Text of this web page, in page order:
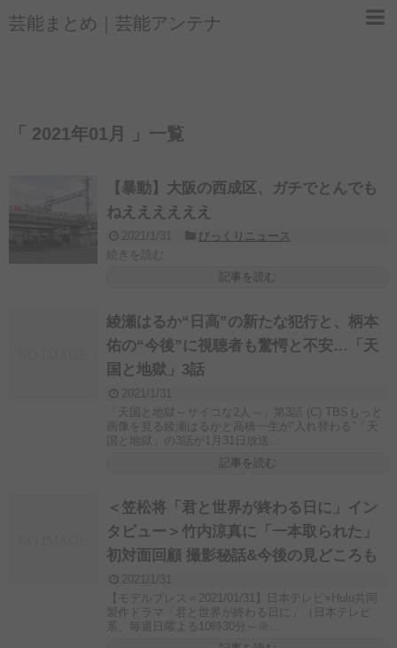
芸能まとめ｜芸能アンテナ
「 2021年01月 」一覧
【暴動】大阪の西成区、ガチでとんでも
ねええええええ
2021/1/31
びっくりニュース
続きを読む
記事を読む
綾瀬はるか“日高”の新たな犯行と、柄本
佑の“今後”に視聴者も驚愕と不安…「天
国と地獄」3話
2021/1/31
「天国と地獄～サイコな2人～」第3話 (C) TBSもっと
画像を見る綾瀬はるかと高橋一生が“入れ替わる”「天
国と地獄」の3話が1月31日放送...
記事を読む
＜笠松将「君と世界が終わる日に」イン
タビュー＞竹内涼真に「一本取られた」
初対面回顧 撮影秘話&今後の見どころも
2021/1/31
【モデルプレス＝2021/01/31】日本テレビ×Hulu共同
製作ドラマ「君と世界が終わる日に」（日本テレビ
系、毎週日曜よる10時30分～※...